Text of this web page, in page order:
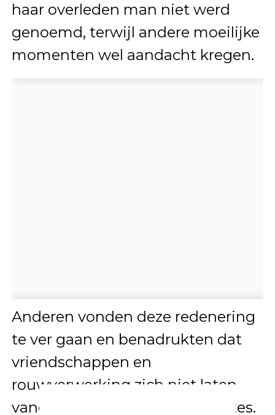
haar overleden man niet werd
genoemd, terwijl andere moeilijke
momenten wel aandacht kregen.
Anderen vonden deze redenering
te ver gaan en benadrukten dat
vriendschappen en
rouwverwerking zich niet laten
vangen in sociale media-updates.